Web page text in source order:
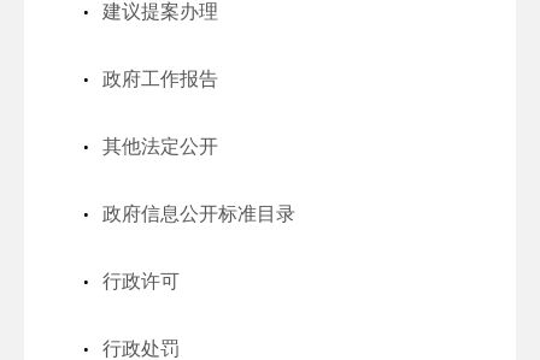
建议提案办理
政府工作报告
其他法定公开
政府信息公开标准目录
行政许可
行政处罚